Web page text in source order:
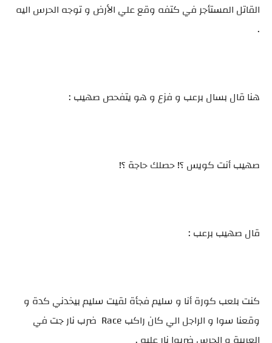
القاتل المستأجر في كتفه وقع علي الأرض و توجه الحرس اليه
.
هنا قال بسال برعب و فزع و هو يتفحص صهيب :
صهيب أنت كويس ؟! حصلك حاجة ؟!
قال صهيب برعب :
كنت بلعب كورة أنا و سليم فجأة لقيت سليم بيخدني كدة و
وقعنا سوا و الراجل الي كان راكب Race ضرب نار جت في